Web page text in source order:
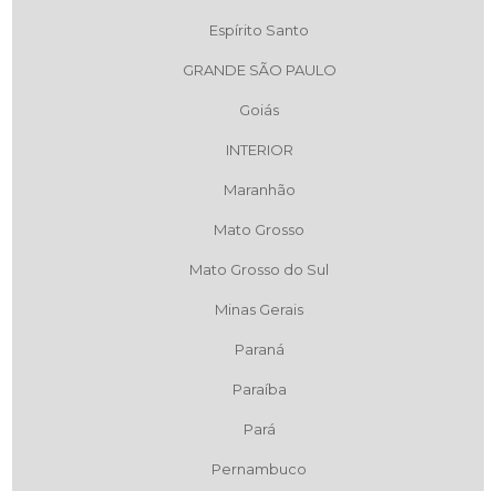
Espírito Santo
GRANDE SÃO PAULO
Goiás
INTERIOR
Maranhão
Mato Grosso
Mato Grosso do Sul
Minas Gerais
Paraná
Paraíba
Pará
Pernambuco